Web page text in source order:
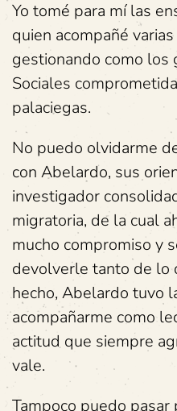
Yo tomé para mí las
quien acompañé
gestionando como los
Sociales
palaciegas.
No puedo olvidarme
con Abelardo, sus
investigador
migratoria, de la cual
mucho compromiso y
devolverle tanto de lo
hecho, Abelardo tuvo
acompañarme como
actitud que siempre
vale.
Tampoco puedo